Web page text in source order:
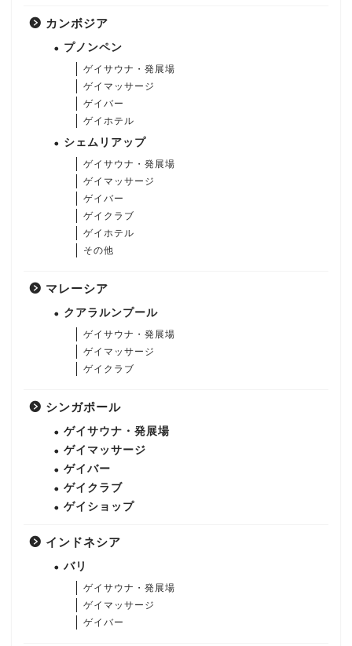
カンボジア
プノンペン
ゲイサウナ・発展場
ゲイマッサージ
ゲイバー
ゲイホテル
シェムリアップ
ゲイサウナ・発展場
ゲイマッサージ
ゲイバー
ゲイクラブ
ゲイホテル
その他
マレーシア
クアラルンプール
ゲイサウナ・発展場
ゲイマッサージ
ゲイクラブ
シンガポール
ゲイサウナ・発展場
ゲイマッサージ
ゲイバー
ゲイクラブ
ゲイショップ
インドネシア
バリ
ゲイサウナ・発展場
ゲイマッサージ
ゲイバー